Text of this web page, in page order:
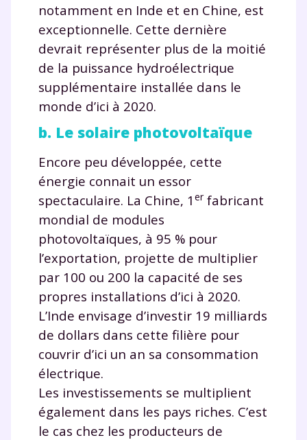
notamment en Inde et en Chine, est
exceptionnelle. Cette dernière
devrait représenter plus de la moitié
de la puissance hydroélectrique
supplémentaire installée dans le
monde d’ici à 2020.
b. Le solaire photovoltaïque
Encore peu développée, cette
énergie connait un essor
spectaculaire. La Chine, 1 erfabricant
mondial de modules
photovoltaïques, à 95 % pour
l’exportation, projette de multiplier
par 100 ou 200 la capacité de ses
propres installations d’ici à 2020.
L’Inde envisage d’investir 19 milliards
de dollars dans cette filière pour
couvrir d’ici un an sa consommation
électrique.
Les investissements se multiplient
également dans les pays riches. C’est
le cas chez les producteurs de